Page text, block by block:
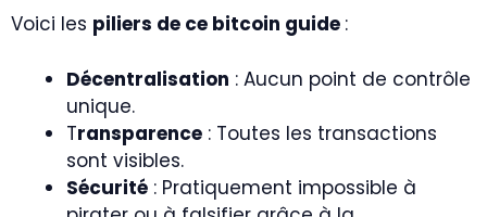
Voici les piliers de ce bitcoin guide :
Décentralisation : Aucun point de contrôle
unique.
Transparence : Toutes les transactions
sont visibles.
Sécurité : Pratiquement impossible à